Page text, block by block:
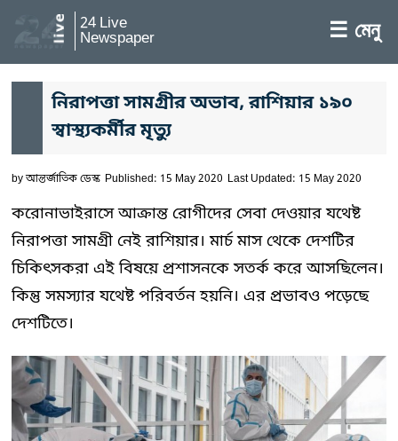
24 Live
Newspaper ☰ মেনু
নিরাপত্তা সামগ্রীর অভাব, রাশিয়ার ১৯০
স্বাস্থ্যকর্মীর মৃত্যু
byআন্তর্জাতিক ডেস্ক Published: 15 May 2020 Last Updated: 15 May 2020
করোনাভাইরাসে আক্রান্ত রোগীদের সেবা দেওয়ার যথেষ্ট
নিরাপত্তা সামগ্রী নেই রাশিয়ার। মার্চ মাস থেকে দেশটির
চিকিৎসকরা এই বিষয়ে প্রশাসনকে সতর্ক করে আসছিলেন।
কিন্তু সমস্যার যথেষ্ট পরিবর্তন হয়নি। এর প্রভাবও পড়েছে
দেশটিতে।